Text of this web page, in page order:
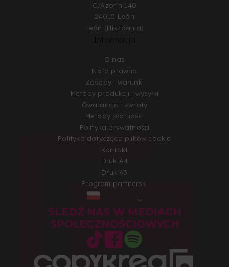
C/Azorín 140
24010 León
León (Hiszpania)
O nas
Nota prawna
Zasady i warunki
Metody produkcji i wysyłki
Gwarancja i zwroty
Metody płatności
Polityka prywatności
Polityka dotycząca plików cookie
Kontakt
Druk A4
Druk A3
Program partnerski
ŚLEDŹ NAS W MEDIACH
SPOŁECZNOŚCIOWYCH